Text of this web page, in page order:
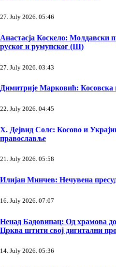
27. July 2026. 05:46
Анастасја Коскело: Молдавски
руског и румунског (III)
27. July 2026. 03:43
Димитрије Марковић: Косовска
22. July 2026. 04:45
Х. Дејвид Солс: Косово и
православље
21. July 2026. 05:58
Илијан Минчев: Нечувена
16. July 2026. 07:07
Ненад Бадовинац: Од храмова
Црква штити свој дигитални
14. July 2026. 05:36